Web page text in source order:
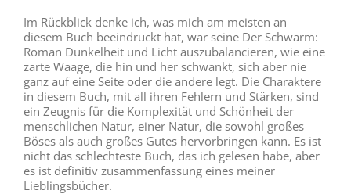
Im Rückblick denke ich, was mich am meisten an
diesem Buch beeindruckt hat, war seine Der Schwarm:
Roman Dunkelheit und Licht auszubalancieren, wie eine
zarte Waage, die hin und her schwankt, sich aber nie
ganz auf eine Seite oder die andere legt. Die Charaktere
in diesem Buch, mit all ihren Fehlern und Stärken, sind
ein Zeugnis für die Komplexität und Schönheit der
menschlichen Natur, einer Natur, die sowohl großes
Böses als auch großes Gutes hervorbringen kann. Es ist
nicht das schlechteste Buch, das ich gelesen habe, aber
es ist definitiv zusammenfassung eines meiner
Lieblingsbücher.